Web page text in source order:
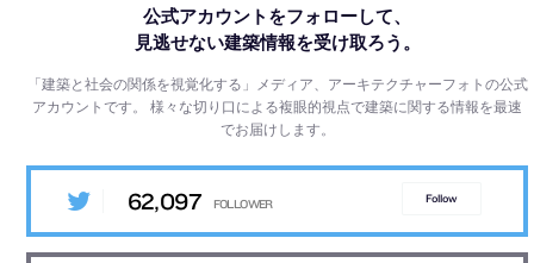
公式アカウントをフォローして、
見逃せない建築情報を受け取ろう。
「建築と社会の関係を視覚化する」メディア、アーキテクチャーフォトの公式
アカウントです。様々な切り口による複眼的視点で建築に関する情報を最速
でお届けします。
62,097 Follow